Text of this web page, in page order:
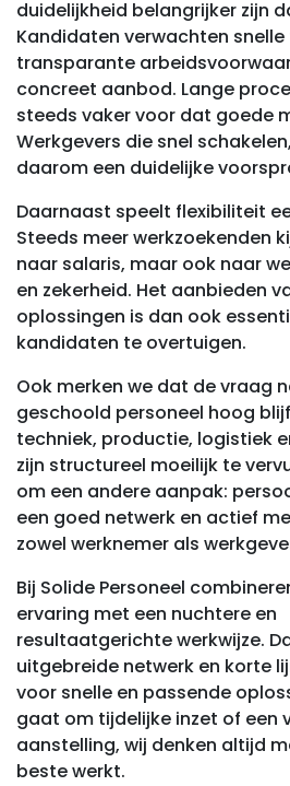
duidelijkheid belangrijker zijn
Kandidaten verwachten
transparante
concreet aanbod. Lange
steeds vaker voor dat goede
Werkgevers die snel
daarom een duidelijke
Daarnaast speelt flexibiliteit
Steeds meer werkzoekenden
naar salaris, maar ook naar
en zekerheid. Het aanbieden
oplossingen is dan ook
kandidaten te overtuigen.
Ook merken we dat de vraag
geschoold personeel hoog
techniek, productie, logistiek
zijn structureel moeilijk te
om een andere aanpak:
een goed netwerk en actief
zowel werknemer als
Bij Solide Personeel
ervaring met een nuchtere en
resultaatgerichte werkwijze.
uitgebreide netwerk en korte
voor snelle en passende
gaat om tijdelijke inzet of een
aanstelling, wij denken altijd
beste werkt.